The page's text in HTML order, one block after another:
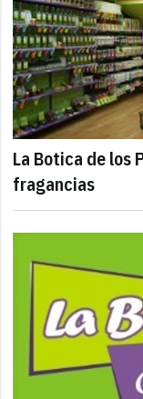
La Botica de los
fragancias